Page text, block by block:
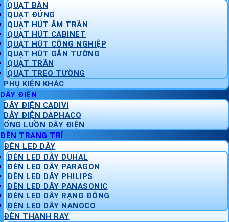
QUẠT BÀN
QUẠT ĐỨNG
QUẠT HÚT ÂM TRẦN
QUẠT HÚT CABINET
QUẠT HÚT CÔNG NGHIỆP
QUẠT HÚT GẮN TƯỜNG
QUẠT TRẦN
QUẠT TREO TƯỜNG
PHỤ KIỆN KHÁC
DÂY ĐIỆN
DÂY ĐIỆN CADIVI
DÂY ĐIỆN DAPHACO
ỐNG LUỒN DÂY ĐIỆN
ĐÈN TRANG TRÍ
ĐÈN LED DÂY
ĐÈN LED DÂY DUHAL
ĐÈN LED DÂY PARAGON
ĐÈN LED DÂY PHILIPS
ĐÈN LED DÂY PANASONIC
ĐÈN LED DÂY RẠNG ĐÔNG
ĐÈN LED DÂY NANOCO
ĐÈN THANH RAY